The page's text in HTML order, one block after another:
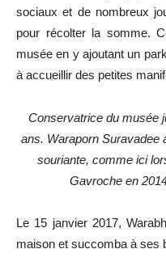
sociaux et de nombreux
pour récolter la somme.
musée en y ajoutant un
à accueillir des petites
Conservatrice du musée
ans. Waraporn Suravadee
souriante, comme ici
Gavroche en
Le 15 janvier 2017,
maison et succomba à ses